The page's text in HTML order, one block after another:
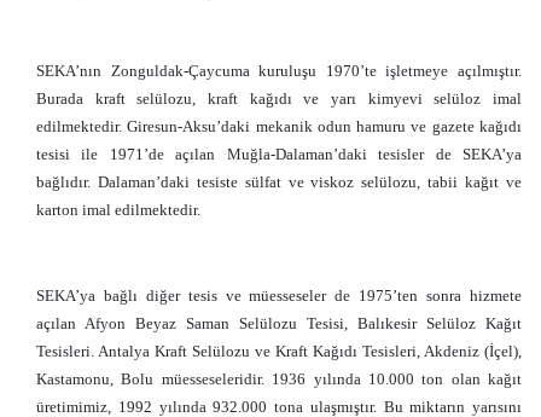
SEKA’nın Zonguldak-Çaycuma kuruluşu 1970’te işletmeye açılmıştır.
Burada kraft selülozu, kraft kağıdı ve yarı kimyevi selüloz imal
edilmektedir. Giresun-Aksu’daki mekanik odun hamuru ve gazete kağıdı
tesisi ile 1971’de açılan Muğla-Dalaman’daki tesisler de SEKA’ya
bağlıdır. Dalaman’daki tesiste sülfat ve viskoz selülozu, tabii kağıt ve
karton imal edilmektedir.
SEKA’ya bağlı diğer tesis ve müesseseler de 1975’ten sonra hizmete
açılan Afyon Beyaz Saman Selülozu Tesisi, Balıkesir Selüloz Kağıt
Tesisleri. Antalya Kraft Selülozu ve Kraft Kağıdı Tesisleri, Akdeniz (İçel),
Kastamonu, Bolu müesseseleridir. 1936 yılında 10.000 ton olan kağıt
üretimimiz, 1992 yılında 932.000 tona ulaşmıştır. Bu miktarın yarısını